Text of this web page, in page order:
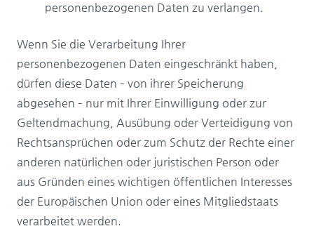
personenbezogenen Daten zu verlangen.
Wenn Sie die Verarbeitung Ihrer
personenbezogenen Daten eingeschränkt haben,
dürfen diese Daten – von ihrer Speicherung
abgesehen – nur mit Ihrer Einwilligung oder zur
Geltendmachung, Ausübung oder Verteidigung von
Rechtsansprüchen oder zum Schutz der Rechte einer
anderen natürlichen oder juristischen Person oder
aus Gründen eines wichtigen öffentlichen Interesses
der Europäischen Union oder eines Mitgliedstaats
verarbeitet werden.